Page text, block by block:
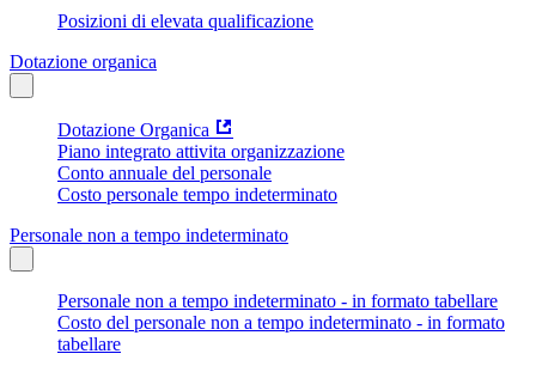
Posizioni di elevata qualificazione
Dotazione organica
Dotazione Organica
Piano integrato attivita organizzazione
Conto annuale del personale
Costo personale tempo indeterminato
Personale non a tempo indeterminato
Personale non a tempo indeterminato - in formato tabellare
Costo del personale non a tempo indeterminato - in formato
tabellare